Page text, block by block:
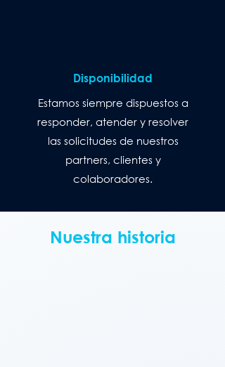
Disponibilidad
Estamos siempre dispuestos a
responder, atender y resolver
las solicitudes de nuestros
partners, clientes y
colaboradores.
Nuestra historia